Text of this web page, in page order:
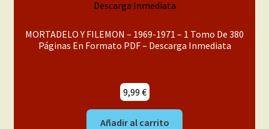
MORTADELO Y FILEMON – 1969-1971 – 1 Tomo De 380
Páginas En Formato PDF – Descarga Inmediata
9,99 €
Añadir al carrito